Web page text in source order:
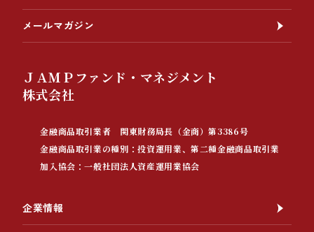
メールマガジン
ＪＡＭＰファンド・マネジメント
株式会社
金融商品取引業者 関東財務局長（金商）第3386号
金融商品取引業の種別：投資運用業、第二種金融商品取引業
加入協会：一般社団法人資産運用業協会
企業情報